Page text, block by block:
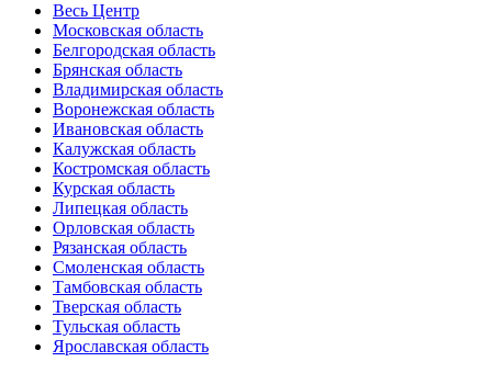
Весь Центр
Московская область
Белгородская область
Брянская область
Владимирская область
Воронежская область
Ивановская область
Калужская область
Костромская область
Курская область
Липецкая область
Орловская область
Рязанская область
Смоленская область
Тамбовская область
Тверская область
Тульская область
Ярославская область